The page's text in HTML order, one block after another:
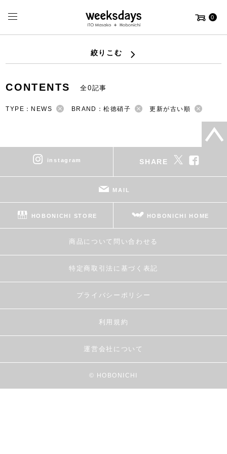
0
絞りこむ
CONTENTS 全0記事
TYPE：NEWS BRAND：松徳硝子 更新が古い順
instagram SHARE
MAIL
HOBONICHI STORE HOBONICHI HOME
商品について問い合わせる
特定商取引法に基づく表記
プライバシーポリシー
利用規約
運営会社について
© HOBONICHI